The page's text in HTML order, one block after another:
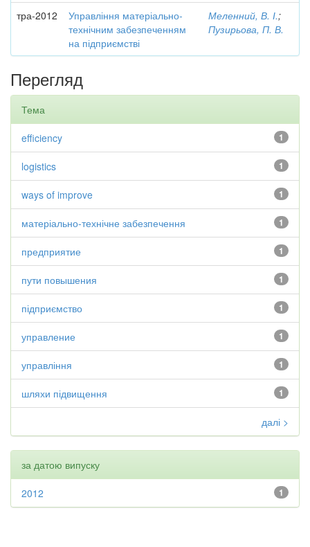
тра-2012
Управління матеріально-
технічним забезпеченням
на підприємстві
Меленний, В. І.;
Пузирьова, П. В.
Перегляд
Тема
1
efficiency
1
logistics
1
ways of improve
1
матеріально-технічне забезпечення
1
предприятие
1
пути повышения
1
підприємство
1
управление
1
управління
1
шляхи підвищення
далі >
за датою випуску
1
2012